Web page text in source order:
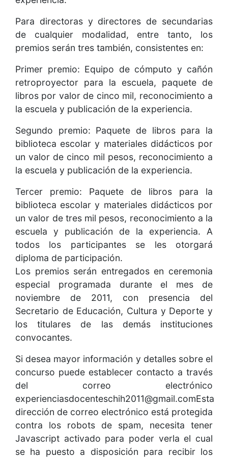
Para directoras y directores de secundarias
de cualquier modalidad, entre tanto, los
premios serán tres también, consistentes en:
Primer premio: Equipo de cómputo y cañón
retroproyector para la escuela, paquete de
libros por valor de cinco mil, reconocimiento a
la escuela y publicación de la experiencia.
Segundo premio: Paquete de libros para la
biblioteca escolar y materiales didácticos por
un valor de cinco mil pesos, reconocimiento a
la escuela y publicación de la experiencia.
Tercer premio: Paquete de libros para la
biblioteca escolar y materiales didácticos por
un valor de tres mil pesos, reconocimiento a la
escuela y publicación de la experiencia. A
todos los participantes se les otorgará
diploma de participación.
Los premios serán entregados en ceremonia
especial programada durante el mes de
noviembre de 2011, con presencia del
Secretario de Educación, Cultura y Deporte y
los titulares de las demás instituciones
convocantes.
Si desea mayor información y detalles sobre el
concurso puede establecer contacto a través
del correo electrónico
experienciasdocenteschih2011@gmail.comEsta
dirección de correo electrónico está protegida
contra los robots de spam, necesita tener
Javascript activado para poder verla el cual
se ha puesto a disposición para recibir los